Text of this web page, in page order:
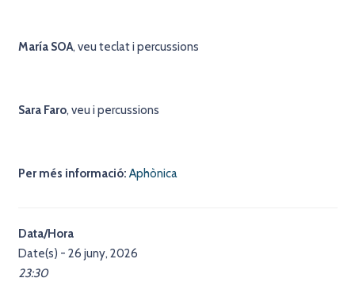
María SOA, veu teclat i percussions
Sara Faro, veu i percussions
Per més informació: Aphònica
Data/Hora
Date(s) - 26 juny, 2026
23:30